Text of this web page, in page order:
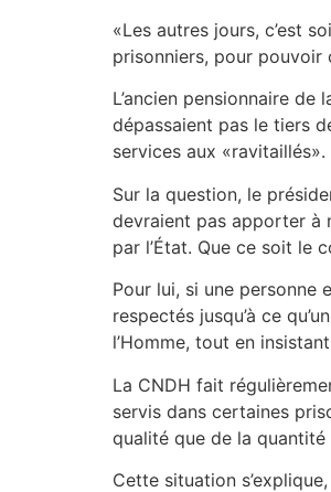
«Les autres jours, c’est
prisonniers, pour pouvoir
L’ancien pensionnaire
dépassaient pas le tiers
services aux
Sur la question, le
devraient pas apporter à
par l’État. Que ce soit le
Pour lui, si une personne
respectés jusqu’à ce
l’Homme, tout en
La CNDH fait
servis dans certaines
qualité que de la quantité
Cette situation